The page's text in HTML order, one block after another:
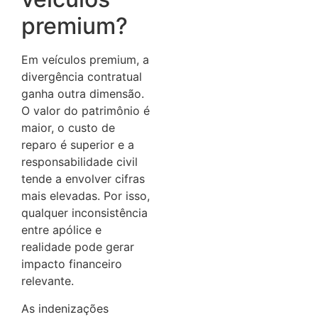
premium?
Em veículos premium, a
divergência contratual
ganha outra dimensão.
O valor do patrimônio é
maior, o custo de
reparo é superior e a
responsabilidade civil
tende a envolver cifras
mais elevadas. Por isso,
qualquer inconsistência
entre apólice e
realidade pode gerar
impacto financeiro
relevante.
As indenizações